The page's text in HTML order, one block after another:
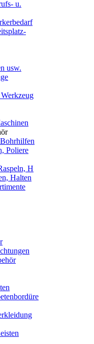
u.
usw.
Poliere
H
Halten